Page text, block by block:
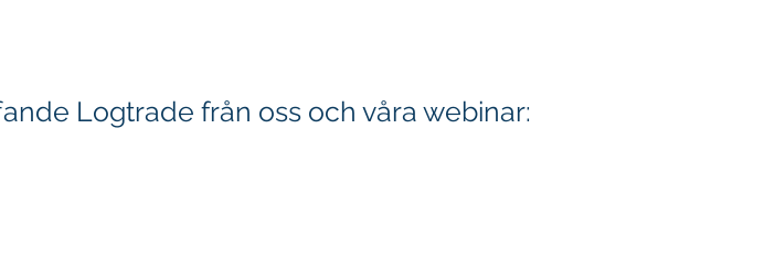
Logtrade från oss och våra webinar: